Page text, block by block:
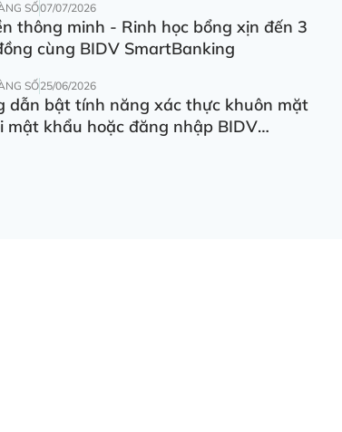
SỐ07/07/2026
thông minh - Rinh học bổng xịn đến 3
cùng BIDV SmartBanking
SỐ25/06/2026
dẫn bật tính năng xác thực khuôn mặt
mật khẩu hoặc đăng nhập BIDV